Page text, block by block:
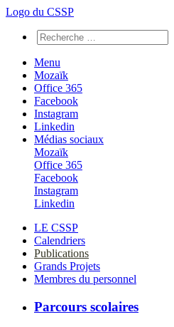
Logo du CSSP
Menu
Mozaïk
Office 365
Facebook
Instagram
Linkedin
Médias sociaux
Mozaïk
Office 365
Facebook
Instagram
Linkedin
LE CSSP
Calendriers
Publications
Grands Projets
Membres du personnel
Parcours scolaires